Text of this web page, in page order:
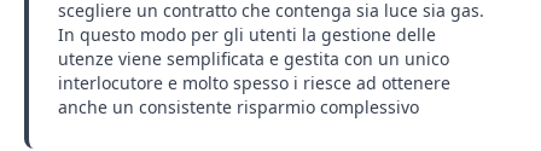
scegliere un contratto che contenga sia luce sia gas.
In questo modo per gli utenti la gestione delle
utenze viene semplificata e gestita con un unico
interlocutore e molto spesso i riesce ad ottenere
anche un consistente risparmio complessivo